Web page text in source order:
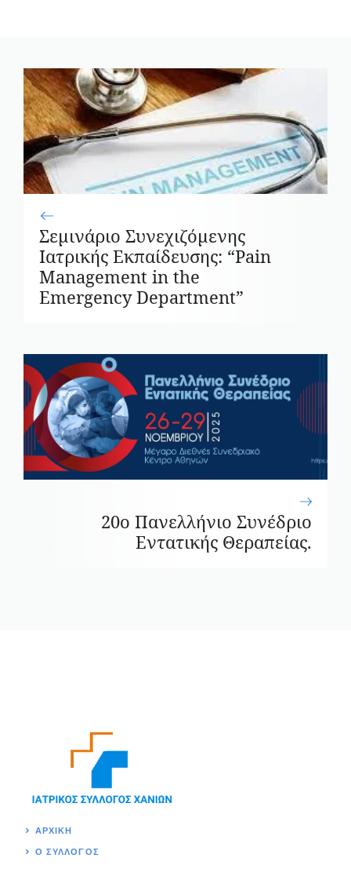
Σεμινάριο Συνεχιζόμενης
Ιατρικής Εκπαίδευσης: “Pain
Management in the
Emergency Department”
20ο Πανελλήνιο Συνέδριο
Εντατικής Θεραπείας.
ΑΡΧΙΚΉ
Ο ΣΥΛΛΟΓΟΣ